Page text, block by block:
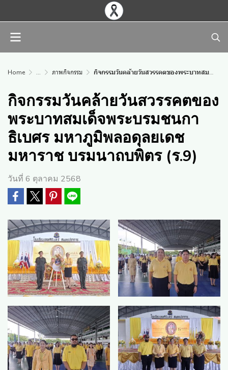
Home ... ภาพกิจกรรม กิจกรรมวันคล้ายวันสวรรคตของพระบาทสมเด็จพระบรมชนกาธิเบศร มหาภูมิพลอดุลยเดชมหาราช บรมนาถบพิตร (ร.9)
กิจกรรมวันคล้ายวันสวรรคตของ
พระบาทสมเด็จพระบรมชนกา
ธิเบศร มหาภูมิพลอดุลยเดช
มหาราช บรมนาถบพิตร (ร.9)
วันที่ 6 ตุลาคม 2568